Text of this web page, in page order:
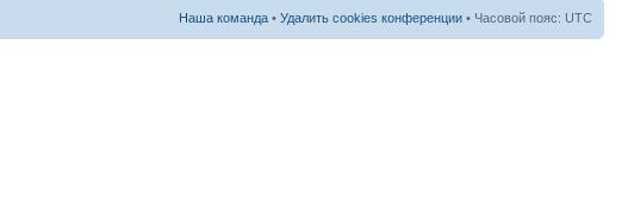
Наша команда • Удалить cookies конференции • Часовой пояс: UTC